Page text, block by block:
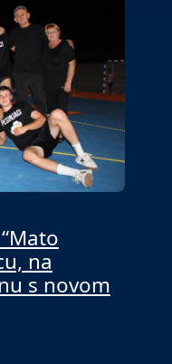
na
s novom